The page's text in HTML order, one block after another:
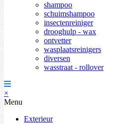
shampoo
schuimshampoo
insectenreiniger
drooghulp - wax
ontvetter
wasplaatsreinigers
diversen
wasstraat - rollover
×
Menu
Exterieur